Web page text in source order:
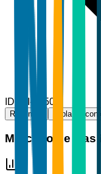
ID TBI-56503
Resumen Tabla de
Mercado de Gas